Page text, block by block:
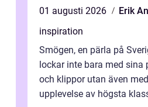
01 augusti 2026
Erik
inspiration
Smögen, en pärla på
lockar inte bara med sina
och klippor utan även
upplevelse av högsta